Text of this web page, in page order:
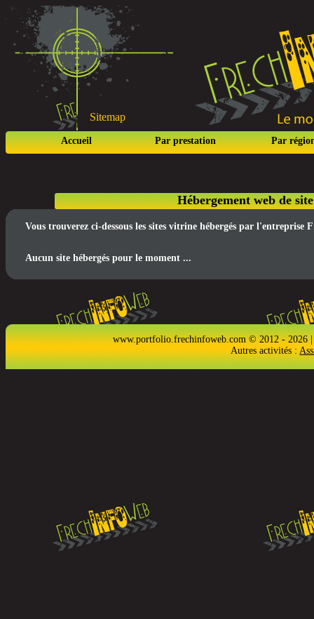
Sitemap
Accueil Par prestation Par
Hébergement web de
Vous trouverez ci-dessous les sites vitrine hébergés par
Aucun site hébergés pour le moment ...
www.portfolio.frechinfoweb.com © 2012 - 2026
Autres activités :